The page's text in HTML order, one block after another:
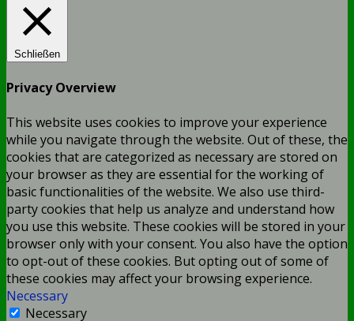
Schließen
Privacy Overview
This website uses cookies to improve your experience
while you navigate through the website. Out of these, the
cookies that are categorized as necessary are stored on
your browser as they are essential for the working of
basic functionalities of the website. We also use third-
party cookies that help us analyze and understand how
you use this website. These cookies will be stored in your
browser only with your consent. You also have the option
to opt-out of these cookies. But opting out of some of
these cookies may affect your browsing experience.
Necessary
Necessary